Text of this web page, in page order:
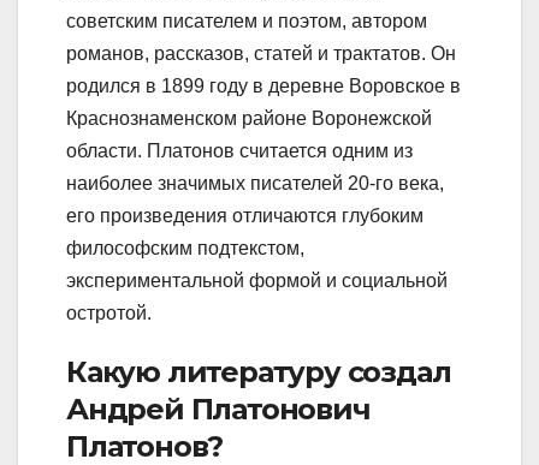
советским писателем и поэтом, автором
романов, рассказов, статей и трактатов. Он
родился в 1899 году в деревне Воровское в
Краснознаменском районе Воронежской
области. Платонов считается одним из
наиболее значимых писателей 20-го века,
его произведения отличаются глубоким
философским подтекстом,
экспериментальной формой и социальной
остротой.
Какую литературу создал
Андрей Платонович
Платонов?